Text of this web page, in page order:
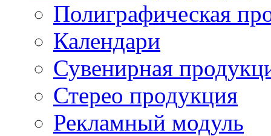
Полиграфическая
Календари
Сувенирная
Стерео продукция
Рекламный модуль